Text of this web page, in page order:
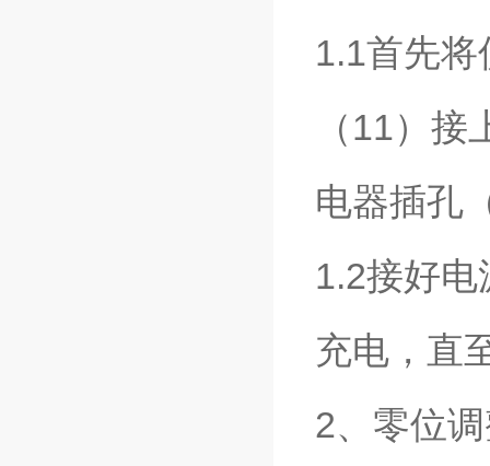
1.1首先
（11）
电器插孔
1.2接好
充电，直
2、零位